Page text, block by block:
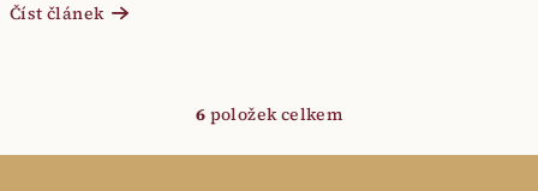
Číst článek
O
v
6 položek celkem